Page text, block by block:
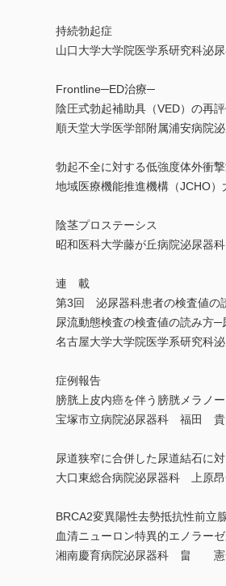
持続勃起症
山口大学大学院医学系研究科
Frontline─ED治療─
陰圧式勃起補助具（VED）の再
順天堂大学医学部附属浦安病
勃起不全に対する低強度体外衝撃
地域医療機能推進機構（JCHO
陰茎プロステーシス
昭和医科大学藤が丘病院泌尿器
連 載
第3回 泌尿器科患者の検査値の
尿流動態検査の検査値の読み方
名古屋大学大学院医学系研究
症例報告
膀胱上皮内癌を伴う膀胱メラノ
宝塚市立病院泌尿器科 福田 貴
尿道狭窄に合併した尿道結石に
大口東総合病院泌尿器科 上原
BRCA2変異陽性去勢抵抗性前立
血清ニューロン特異的エノラー
湘南慶育病院泌尿器科 畠 憲